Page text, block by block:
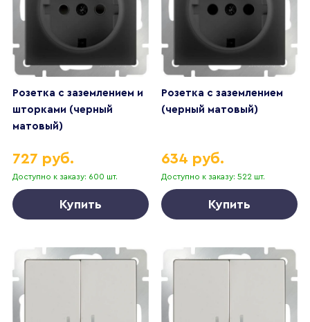
Розетка с заземлением и
шторками (черный
матовый)
Доступно к заказу: 600 шт.
727 руб.
Купить
Розетка с заземлением
(черный матовый)
Доступно к заказу: 522 шт.
634 руб.
Купить